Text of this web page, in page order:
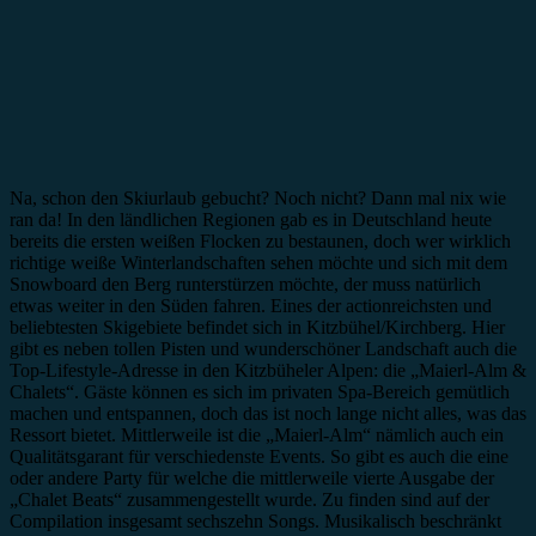
Na, schon den Skiurlaub gebucht? Noch nicht? Dann mal nix wie
ran da! In den ländlichen Regionen gab es in Deutschland heute
bereits die ersten weißen Flocken zu bestaunen, doch wer wirklich
richtige weiße Winterlandschaften sehen möchte und sich mit dem
Snowboard den Berg runterstürzen möchte, der muss natürlich
etwas weiter in den Süden fahren. Eines der actionreichsten und
beliebtesten Skigebiete befindet sich in Kitzbühel/Kirchberg. Hier
gibt es neben tollen Pisten und wunderschöner Landschaft auch die
Top-Lifestyle-Adresse in den Kitzbüheler Alpen: die „Maierl-Alm &
Chalets“. Gäste können es sich im privaten Spa-Bereich gemütlich
machen und entspannen, doch das ist noch lange nicht alles, was das
Ressort bietet. Mittlerweile ist die „Maierl-Alm“ nämlich auch ein
Qualitätsgarant für verschiedenste Events. So gibt es auch die eine
oder andere Party für welche die mittlerweile vierte Ausgabe der
„Chalet Beats“ zusammengestellt wurde. Zu finden sind auf der
Compilation insgesamt sechszehn Songs. Musikalisch beschränkt